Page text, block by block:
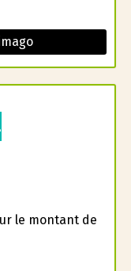
le montant de